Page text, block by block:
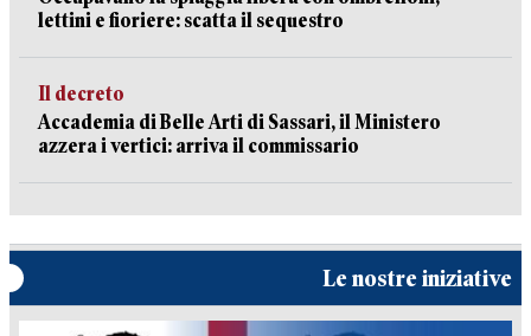
lettini e fioriere: scatta il sequestro
Il decreto
Accademia di Belle Arti di Sassari, il Ministero
azzera i vertici: arriva il commissario
Le nostre iniziative